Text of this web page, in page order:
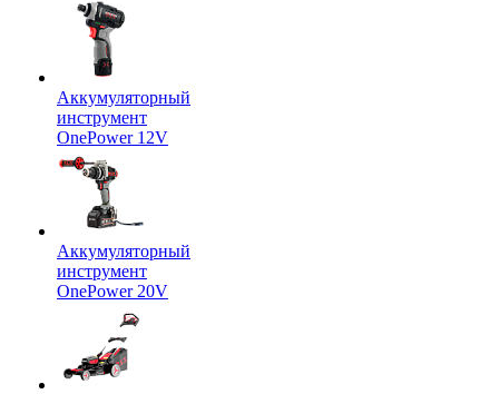
Аккумуляторный
инструмент
OnePower 12V
Аккумуляторный
инструмент
OnePower 20V